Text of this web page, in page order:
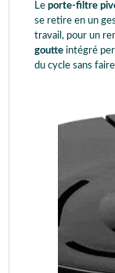
Le porte-filtre
se retire en un
travail, pour un
goutte intégré
du cycle sans